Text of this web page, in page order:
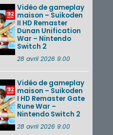
Vidéo de gameplay
maison – Suikoden
II HD Remaster
Dunan Unification
War – Nintendo
Switch 2
28 avril 2026 9:00
Vidéo de gameplay
maison – Suikoden
I HD Remaster Gate
Rune War –
Nintendo Switch 2
28 avril 2026 9:00